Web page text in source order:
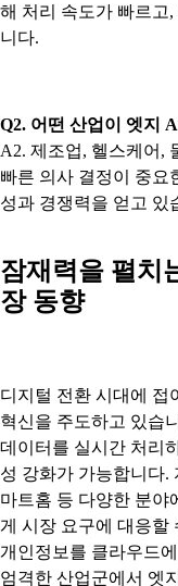
해 처리 속도가 빠르고
니다.
Q2. 어떤 산업이 엣지
A2. 제조업, 헬스케어,
빠른 의사 결정이 중요
성과 경쟁력을 얻고 있
잠재력을 펼치
장 동향
디지털 전환 시대에 접
혁신을 주도하고 있습
데이터를 실시간 처리
성 강화가 가능합니다.
마트홈 등 다양한 분야
게 시장 요구에 대응할
개인정보를 클라우드
엄격한 산업군에서 엣